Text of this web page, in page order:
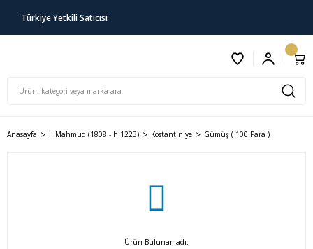
Türkiye Yetkili Satıcısı
Anasayfa II.Mahmud (1808 - h.1223) Kostantiniye Gümüş ( 100 Para )
Ürün Bulunamadı.